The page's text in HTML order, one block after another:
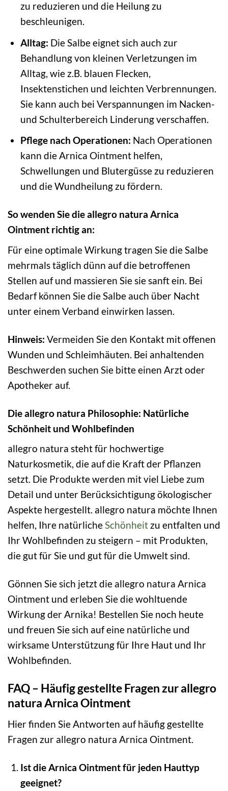
zu reduzieren und die Heilung zu
beschleunigen.
Alltag: Die Salbe eignet sich auch zur
Behandlung von kleinen Verletzungen im
Alltag, wie z.B. blauen Flecken,
Insektenstichen und leichten Verbrennungen.
Sie kann auch bei Verspannungen im Nacken-
und Schulterbereich Linderung verschaffen.
Pflege nach Operationen: Nach Operationen
kann die Arnica Ointment helfen,
Schwellungen und Blutergüsse zu reduzieren
und die Wundheilung zu fördern.
So wenden Sie die allegro natura Arnica
Ointment richtig an:
Für eine optimale Wirkung tragen Sie die Salbe
mehrmals täglich dünn auf die betroffenen
Stellen auf und massieren Sie sie sanft ein. Bei
Bedarf können Sie die Salbe auch über Nacht
unter einem Verband einwirken lassen.
Hinweis: Vermeiden Sie den Kontakt mit offenen
Wunden und Schleimhäuten. Bei anhaltenden
Beschwerden suchen Sie bitte einen Arzt oder
Apotheker auf.
Die allegro natura Philosophie: Natürliche
Schönheit und Wohlbefinden
allegro natura steht für hochwertige
Naturkosmetik, die auf die Kraft der Pflanzen
setzt. Die Produkte werden mit viel Liebe zum
Detail und unter Berücksichtigung ökologischer
Aspekte hergestellt. allegro natura möchte Ihnen
helfen, Ihre natürlicheSchönheit zu entfalten und
Ihr Wohlbefinden zu steigern – mit Produkten,
die gut für Sie und gut für die Umwelt sind.
Gönnen Sie sich jetzt die allegro natura Arnica
Ointment und erleben Sie die wohltuende
Wirkung der Arnika! Bestellen Sie noch heute
und freuen Sie sich auf eine natürliche und
wirksame Unterstützung für Ihre Haut und Ihr
Wohlbefinden.
FAQ – Häufig gestellte Fragen zur allegro
natura Arnica Ointment
Hier finden Sie Antworten auf häufig gestellte
Fragen zur allegro natura Arnica Ointment.
Ist die Arnica Ointment für jeden Hauttyp
geeignet?